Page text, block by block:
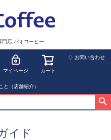
門店 パオコーヒー
マイページ カート
♢ お問い合わせ
（店舗紹介）
イド